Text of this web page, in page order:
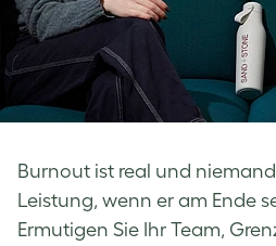
Burnout ist real und
Leistung, wenn er am Ende
Ermutigen Sie Ihr Team,